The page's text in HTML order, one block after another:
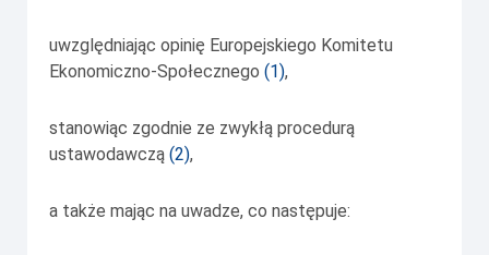
uwzględniając opinię Europejskiego Komitetu
Ekonomiczno-Społecznego (1),
stanowiąc zgodnie ze zwykłą procedurą
ustawodawczą (2),
a także mając na uwadze, co następuje: